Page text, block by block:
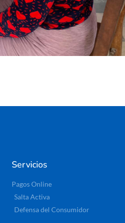
Servicios
Pagos Online
Salta Activa
Defensa del Consumidor